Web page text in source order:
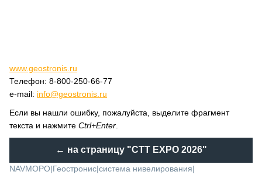
www.geostronis.ru
Телефон: 8-800-250-66-77
e-mail: info@geostronis.ru
Если вы нашли ошибку, пожалуйста, выделите фрагмент
текста и нажмите Ctrl+Enter
← на страницу "CTT EXPO 2026"
NAVMOPO|Геостронис|система нивелирования|